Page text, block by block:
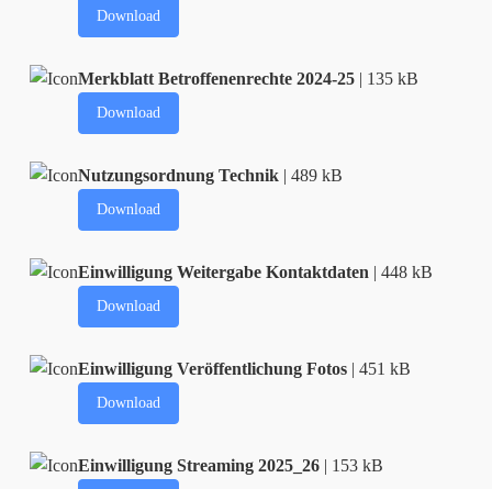
Download
Merkblatt Betroffenenrechte 2024-25 | 135 kB
Download
Nutzungsordnung Technik | 489 kB
Download
Einwilligung Weitergabe Kontaktdaten | 448 kB
Download
Einwilligung Veröffentlichung Fotos | 451 kB
Download
Einwilligung Streaming 2025_26 | 153 kB